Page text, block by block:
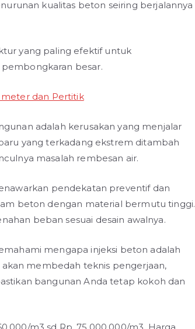
kualitas beton seiring berjalannya
yang paling efektif untuk
besar.
adalah kerusakan yang menjalar
yang terkadang ekstrem ditambah
masalah rembesan air.
pendekatan preventif dan
beton dengan material bermutu tinggi.
beban sesuai desain awalnya.
mengapa injeksi beton adalah
membedah teknis pengerjaan,
bangunan Anda tetap kokoh dan